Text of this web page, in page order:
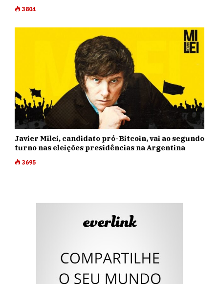
3804
Javier Milei, candidato pró-Bitcoin, vai ao segundo
turno nas eleições presidências na Argentina
3695